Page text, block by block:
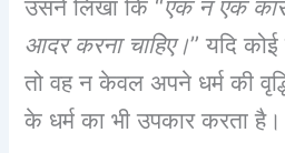
उसने लिखा कि “एक न एक
आदर करना चाहिए।” यदि कोई
तो वह न केवल अपने धर्म की
के धर्म का भी उपकार करता है।